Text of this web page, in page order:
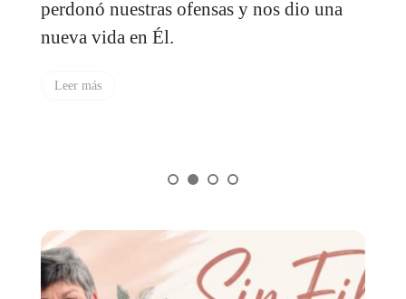
perdonó nuestras ofensas y nos dio una
nueva vida en Él.
Leer más